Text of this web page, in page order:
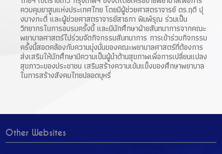
ควบคุมยาสูบแห่งประเทศไทย โดยมีผู้ช่วยศาสตราจารย์ ดร.ฤดี ปุ
งบางกะดี่ และผู้ช่วยศาสตราจารย์สาธกา พิมพ์รุณ ร่วมเป็น
วิทยากรในการอบรมครั้งนี้ และมีนักศึกษาฝ่ายสันทนาการจากคณะ
พยาบาลศาสตร์ไปร่วมจัดกิจกรรมสันทนาการ การเข้าร่วมกิจกรรม
ครั้งนี้สอดคล้องกับความมุ่งมั่นของคณะพยาบาลศาสตร์ที่ต้องการ
ส่งเสริมให้นักศึกษามีความเป็นผู้นำด้านสุขภาพเพื่อการเปลี่ยนแปลง
สุขภาวะของประชาชน เสริมสร้างความเข้มแข็งของศึกษาพยาบาล
ในการสร้างสังคมไทยปลอดบุหรี่
Other Websites